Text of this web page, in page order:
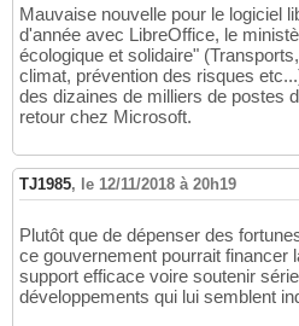
Mauvaise nouvelle pour le logiciel
d'année avec LibreOffice, le
écologique et solidaire"
climat, prévention des risques
des dizaines de milliers de postes
retour chez Microsoft.
TJ1985, le 12/11/2018 à 20h19
Plutôt que de dépenser des
ce gouvernement pourrait financer
support efficace voire soutenir
développements qui lui semblent